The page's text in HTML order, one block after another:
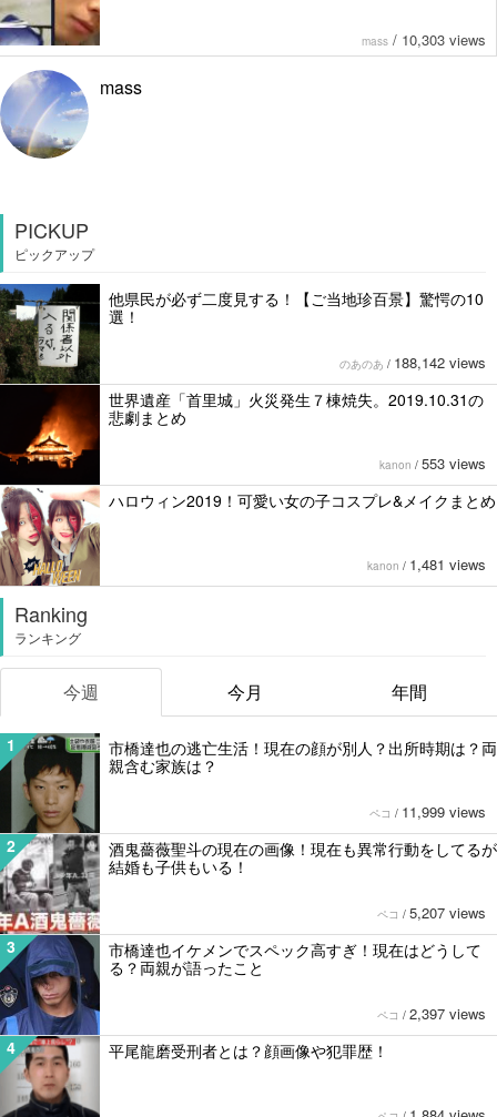
mass / 10,303 views
mass
PICKUP
ピックアップ
他県民が必ず二度見する！【ご当地珍百景】驚愕の10
選！
のあのあ / 188,142 views
世界遺産「首里城」火災発生７棟焼失。2019.10.31の
悲劇まとめ
kanon / 553 views
ハロウィン2019！可愛い女の子コスプレ&メイクまとめ
kanon / 1,481 views
Ranking
ランキング
今週 今月 年間
1
市橋達也の逃亡生活！現在の顔が別人？出所時期は？両
親含む家族は？
ペコ / 11,999 views
2
酒鬼薔薇聖斗の現在の画像！現在も異常行動をしてるが
結婚も子供もいる！
ペコ / 5,207 views
3
市橋達也イケメンでスペック高すぎ！現在はどうして
る？両親が語ったこと
ペコ / 2,397 views
4 平尾龍磨受刑者とは？顔画像や犯罪歴！